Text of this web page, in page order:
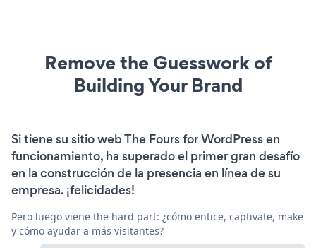
Remove the Guesswork of
Building Your Brand
Si tiene su sitio web The Fours for WordPress en
funcionamiento, ha superado el primer gran desafío
en la construcción de la presencia en línea de su
empresa. ¡felicidades!
Pero luego viene the hard part: ¿cómo entice, captivate, make
y cómo ayudar a más visitantes?